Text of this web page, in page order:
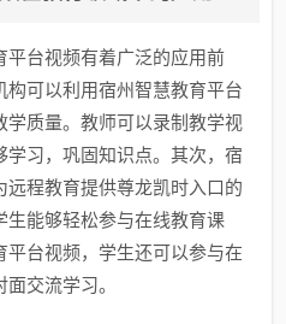
平台视频有着广泛的应用前
可以利用宿州智慧教育平台
质量。教师可以录制教学视
习，巩固知识点。其次，宿
程教育提供尊龙凯时入口的
生能够轻松参与在线教育课
台视频，学生还可以参与在
交流学习。